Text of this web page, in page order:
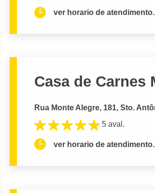
ver horario de atendimento.
Casa de Carnes
Rua Monte Alegre, 181, Sto.
5 aval.
ver horario de atendimento.